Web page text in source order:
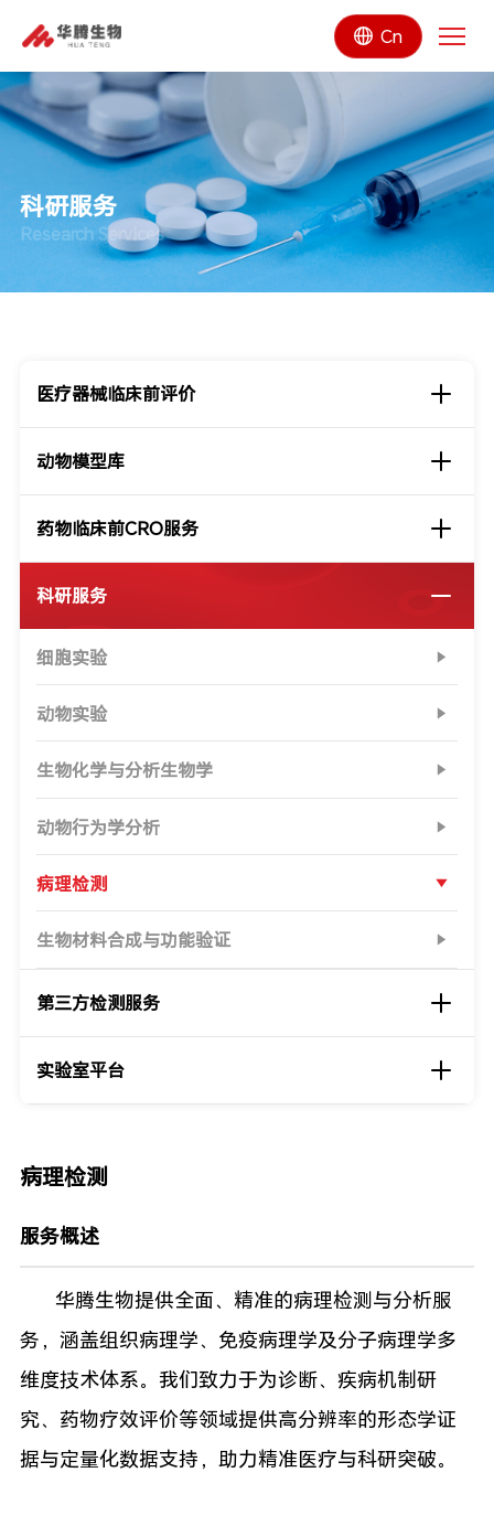
Cn
科研服务
Research Services
医疗器械临床前评价
动物模型库
药物临床前CRO服务
科研服务
细胞实验
动物实验
生物化学与分析生物学
动物行为学分析
病理检测
生物材料合成与功能验证
第三方检测服务
实验室平台
病理检测
服务概述
华腾生物提供全面、精准的病理检测与分析服
务，涵盖组织病理学、免疫病理学及分子病理学多
维度技术体系。我们致力于为诊断、疾病机制研
究、药物疗效评价等领域提供高分辨率的形态学证
据与定量化数据支持，助力精准医疗与科研突破。